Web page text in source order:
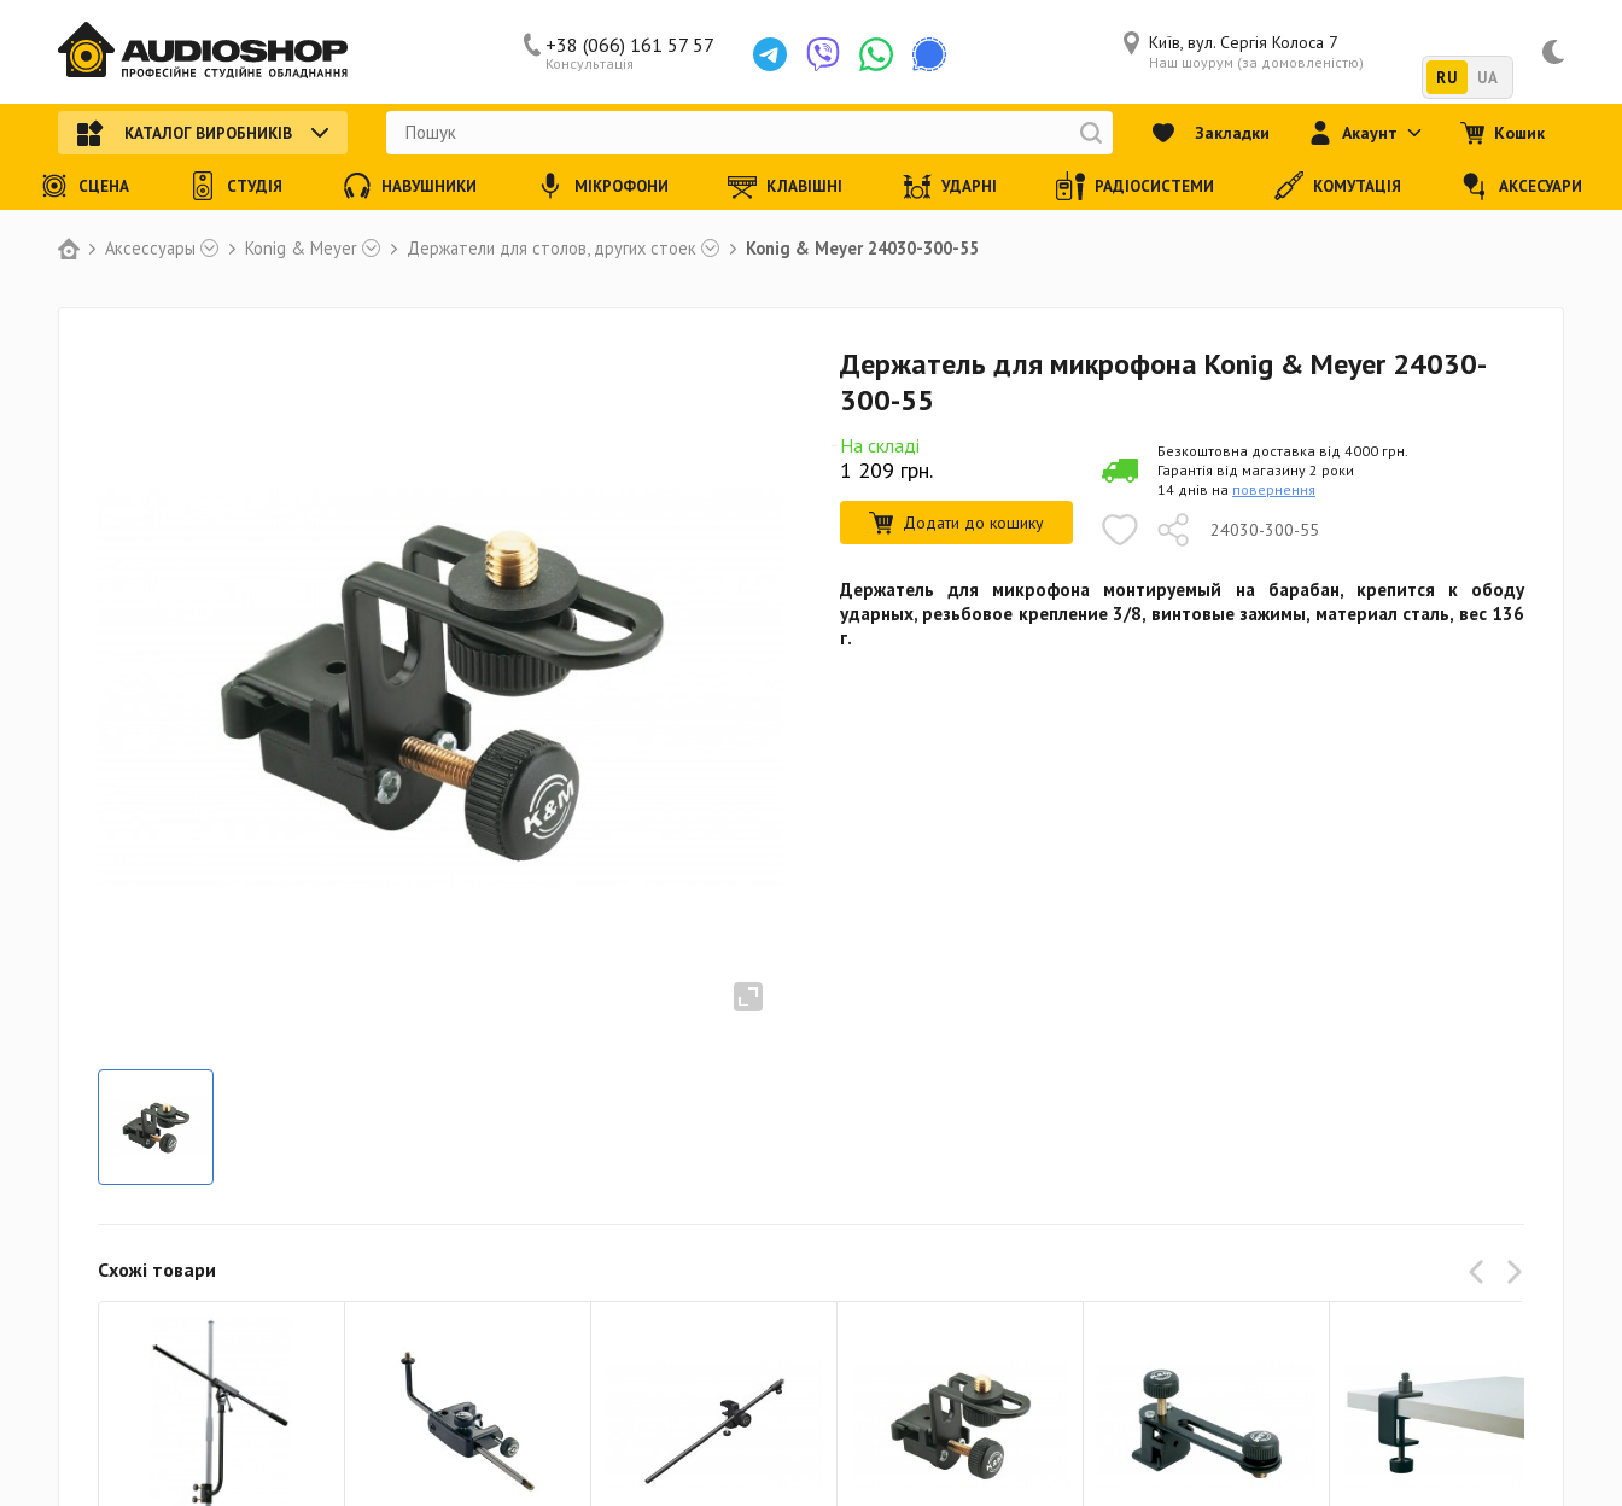
Аксессуары Konig & Meyer Держатели для столов, других стоек Konig & Meyer 24030-300-55
Держатель для микрофона Konig & Meyer 24030-
300-55
На складі
1 209 грн.
Додати до кошику 24030-300-55
Безкоштовна доставка від 4000 грн.
Гарантія від магазину 2 роки
14 днів на повернення
Держатель для микрофона монтируемый на барабан, крепится к ободу
ударных, резьбовое крепление 3/8, винтовые зажимы, материал сталь, вес 136
г.
Схожі товари
Консультація
+38 (066) 161 57 57 Київ, вул. Сергія Колоса 7
Наш шоурум (за домовленістю)
RU UA
КАТАЛОГ ВИРОБНИКІВ Закладки Акаунт Кошик
СЦЕНА СТУДІЯ НАВУШНИКИ МІКРОФОНИ КЛАВІШНІ УДАРНІ РАДІОСИСТЕМИ КОМУТАЦІЯ АКСЕСУАРИ